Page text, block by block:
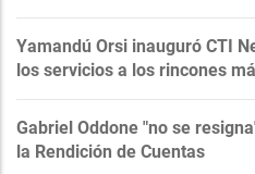
Yamandú Orsi inauguró CTI
los servicios a los rincones
Gabriel Oddone "no se
la Rendición de Cuentas